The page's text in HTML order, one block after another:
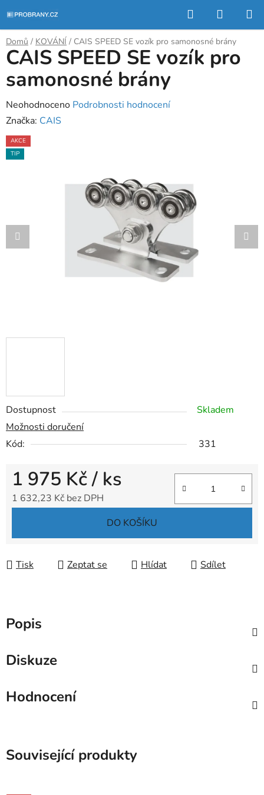
na
obsah
Hledat
KOŠÍK
Domů / KOVÁNÍ / CAIS SPEED SE vozík pro samonosné brány
Dostupnost
Skladem
Možnosti doručení
Kód:
331
1 975 Kč/ ks
1 632,23 Kč bez DPH
DO KOŠÍKU
Tisk Zeptat se Hlídat Sdílet
CAIS SPEED SE vozík pro
samonosné brány
Průměrné
hodnocení
produktu
je
Neohodnoceno Podrobnosti hodnocení
Značka: CAIS
AKCE
TIP
Popis
Diskuze
Hodnocení
Související produkty